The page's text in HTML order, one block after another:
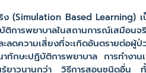
Based Learning) เ
การพยาบาลในสถานการณ์เสมือน
ดความเสี่ยงที่จะเกิดอันตรายต่อ
าทักษะปฏิบัติการพยาบาล การทำ
รู้ยาวนานกว่า วิธีการสอนชนิดอื่น